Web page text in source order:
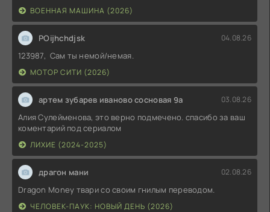
ВОЕННАЯ МАШИНА (2026)
POijhchdjsk 04.08.26
123987, Сам ты немой/немая.
МОТОР СИТИ (2026)
артем зубарев иваново сосновая 9а 03.08.26
Алия Сулейменова, это верно подмечено. спасибо за ваш
коментарий под сериалом
ЛИХИЕ (2024-2025)
драгон мани 02.08.26
Dragon Money твари со своим гнилым переводом.
ЧЕЛОВЕК-ПАУК: НОВЫЙ ДЕНЬ (2026)